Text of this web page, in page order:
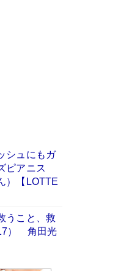
原作者が抱き
は描きたくな
と（後編） #
シュにもガ
ピアニス
）【LOTTE
うこと、救
） 角田光